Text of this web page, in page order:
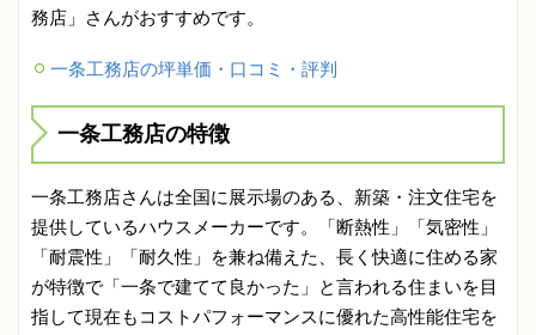
務店」さんがおすすめです。
一条工務店の坪単価・口コミ・評判
一条工務店の特徴
一条工務店さんは全国に展示場のある、新築・注文住宅を
提供しているハウスメーカーです。「断熱性」「気密性」
「耐震性」「耐久性」を兼ね備えた、長く快適に住める家
が特徴で「一条で建てて良かった」と言われる住まいを目
指して現在もコストパフォーマンスに優れた高性能住宅を